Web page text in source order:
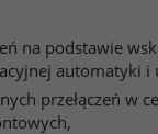
na podstawie
automatyki i
przełączeń w